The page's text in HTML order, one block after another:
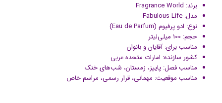
برند: Fragrance World
مدل: Fabulous Life
نوع: ادو پرفیوم (Eau de Parfum)
حجم: 100 میلی‌لیتر
مناسب برای: آقایان و بانوان
کشور سازنده: امارات متحده عربی
مناسب فصل: پاییز، زمستان، شب‌های خنک
مناسب موقعیت: مهمانی، قرار رسمی، مراسم خاص